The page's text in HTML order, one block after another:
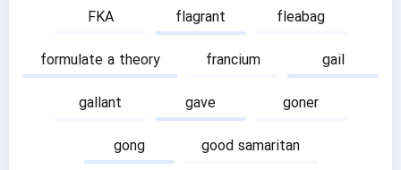
FKA
flagrant
fleabag
formulate a theory
francium
gail
gallant
gave
goner
gong
good samaritan